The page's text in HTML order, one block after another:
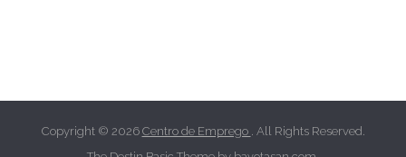
Copyright © 2026 Centro de Emprego . All Rights Reserved.